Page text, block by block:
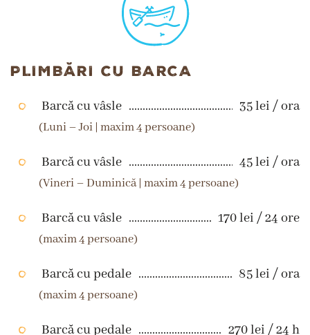
PLIMBĂRI CU BARCA
Barcă cu vâsle 35 lei / ora
(Luni – Joi | maxim 4 persoane)
Barcă cu vâsle 45 lei / ora
(Vineri – Duminică | maxim 4 persoane)
Barcă cu vâsle 170 lei / 24 ore
(maxim 4 persoane)
Barcă cu pedale 85 lei / ora
(maxim 4 persoane)
Barcă cu pedale 270 lei / 24 h